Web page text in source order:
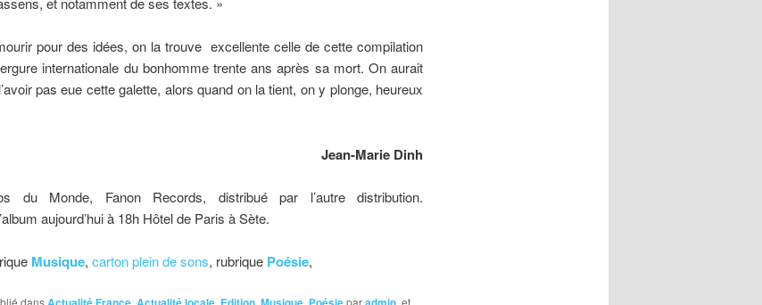
pour des idées, on la trouve excellente celle de cette compilation
internationale du bonhomme trente ans après sa mort. On aurait
pas eue cette galette, alors quand on la tient, on y plonge, heureux
Jean-Marie Dinh
du Monde, Fanon Records, distribué par l’autre distribution.
aujourd’hui à 18h Hôtel de Paris à Sète.
Musique, carton plein de sons, rubrique Poésie,
dans , , , , par , et